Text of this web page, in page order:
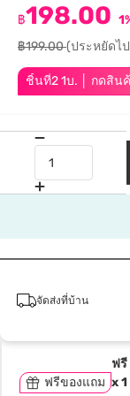
ชิ้นที่2 1บ. │ กดสิน
฿198.00
฿199.00(ประหยัดไ
จัดส่งที่บ้าน
ฟรีของแถม
ฟรี
x